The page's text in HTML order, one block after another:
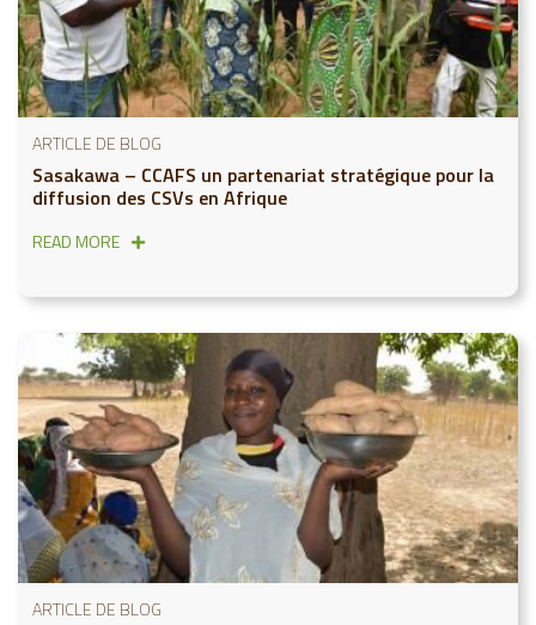
ARTICLE DE BLOG
Sasakawa – CCAFS un partenariat stratégique pour la
diffusion des CSVs en Afrique
READ MORE
ARTICLE DE BLOG